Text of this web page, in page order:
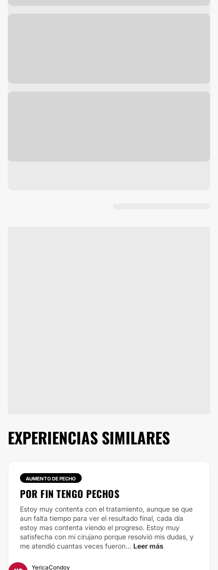
EXPERIENCIAS SIMILARES
AUMENTO DE PECHO
POR FIN TENGO PECHOS
Estoy muy contenta con el tratamiento, aunque se que
aun falta tiempo para ver el resultado final, cada día
estoy mas contenta viendo el progreso. Estoy muy
satisfecha con mi cirujano porque resolvió mis dudas, y
me atendió cuantas veces fueron... Leer más
YericaCondoy